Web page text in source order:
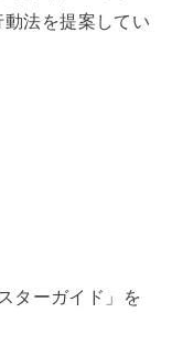
法を提案してい
ターガイド」を